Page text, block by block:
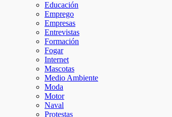
Educación
Emprego
Empresas
Entrevistas
Formación
Fogar
Internet
Mascotas
Medio Ambiente
Moda
Motor
Naval
Protestas